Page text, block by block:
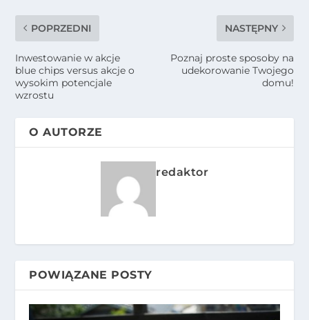
POPRZEDNI
Inwestowanie w akcje
blue chips versus akcje o
wysokim potencjale
wzrostu
NASTĘPNY
Poznaj proste sposoby na
udekorowanie Twojego
domu!
O AUTORZE
redaktor
POWIĄZANE POSTY